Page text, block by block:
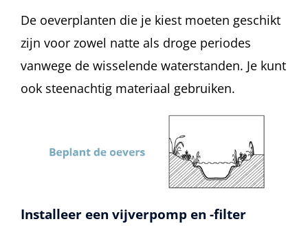
De oeverplanten die je kiest moeten geschikt
zijn voor zowel natte als droge periodes
vanwege de wisselende waterstanden. Je kunt
ook steenachtig materiaal gebruiken.
Installeer een vijverpomp en -filter